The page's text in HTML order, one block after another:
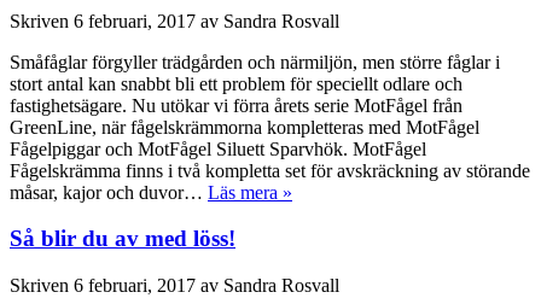
Skriven 6 februari, 2017 av Sandra Rosvall
Småfåglar förgyller trädgården och närmiljön, men större fåglar i
stort antal kan snabbt bli ett problem för speciellt odlare och
fastighetsägare. Nu utökar vi förra årets serie MotFågel från
GreenLine, när fågelskrämmorna kompletteras med MotFågel
Fågelpiggar och MotFågel Siluett Sparvhök. MotFågel
Fågelskrämma finns i två kompletta set för avskräckning av störande
måsar, kajor och duvor… Läs mera »
Så blir du av med löss!
Skriven 6 februari, 2017 av Sandra Rosvall